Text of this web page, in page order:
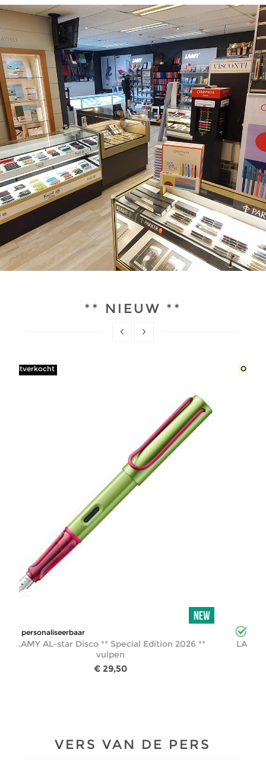
** NIEUW **
2026 **
LAMY AL-star Rollerskate ** Special
VERS VAN DE PERS